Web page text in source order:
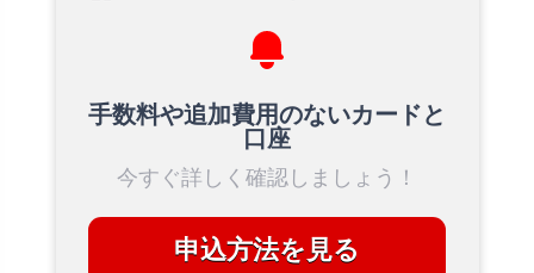
手数料や追加費用のないカードと
口座
今すぐ詳しく確認しましょう！
申込方法を見る